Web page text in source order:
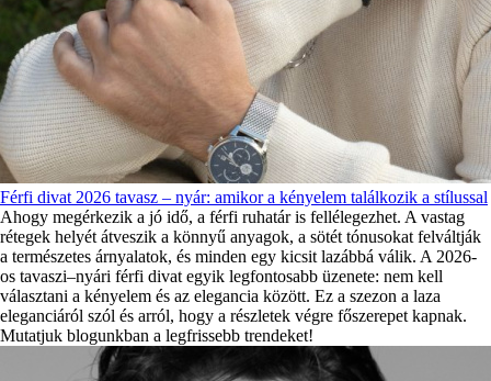
Férfi divat 2026 tavasz – nyár: amikor a kényelem találkozik a stílussal
Ahogy megérkezik a jó idő, a férfi ruhatár is fellélegezhet. A vastag
rétegek helyét átveszik a könnyű anyagok, a sötét tónusokat felváltják
a természetes árnyalatok, és minden egy kicsit lazábbá válik. A 2026-
os tavaszi–nyári férfi divat egyik legfontosabb üzenete: nem kell
választani a kényelem és az elegancia között. Ez a szezon a laza
eleganciáról szól és arról, hogy a részletek végre főszerepet kapnak.
Mutatjuk blogunkban a legfrissebb trendeket!